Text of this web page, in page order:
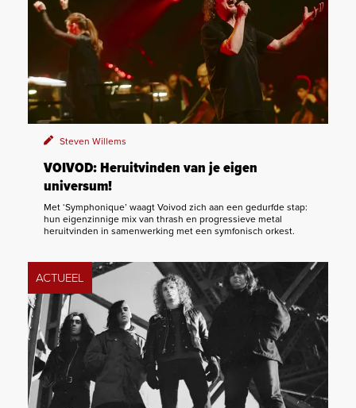
Steven Willems
VOIVOD: Heruitvinden van je eigen
universum!
Met ‘Symphonique’ waagt Voivod zich aan een gedurfde stap:
hun eigenzinnige mix van thrash en progressieve metal
heruitvinden in samenwerking met een symfonisch orkest.
ACTUEEL